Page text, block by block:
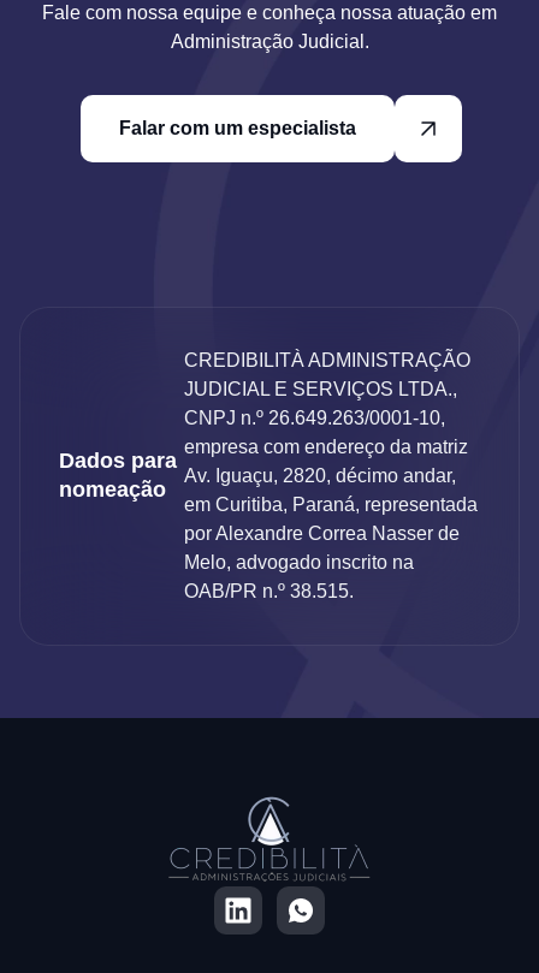
Fale com nossa equipe e conheça nossa atuação em
Administração Judicial.
Falar com um especialista
Dados para
nomeação
CREDIBILITÀ ADMINISTRAÇÃO
JUDICIAL E SERVIÇOS LTDA.,
CNPJ n.º 26.649.263/0001-10,
empresa com endereço da matriz
Av. Iguaçu, 2820, décimo andar,
em Curitiba, Paraná, representada
por Alexandre Correa Nasser de
Melo, advogado inscrito na
OAB/PR n.º 38.515.